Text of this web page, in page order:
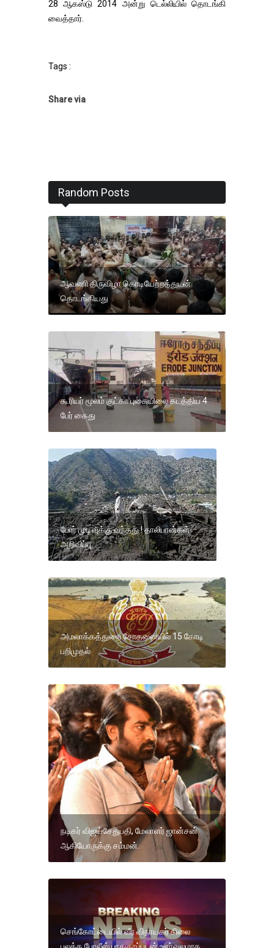
28 ஆகஸ்டு 2014 அன்று டெல்லியில் தொடங்கி
வைத்தார்.
Tags :
Share via
Random Posts
ஆவணி திருவிழா கொடியேற்றத்துடன்
தொடங்கியது
கூரியர் மூலம் குட்கா புகையிலை கடத்திய 4
பேர் கைது
போர் முடிவுக்கு வந்தது ! தாலிபான்கள்
அறிவிப்பு
அமலாக்கத்துறை சோதனையில் 15 கோடி
பறிமுதல்
நடிகர் விஜய்சேதுபதி, மேலாளர் ஜான்சன்
ஆகியோருக்கு சம்மன்.
செங்கோட்டையில் வீர விநாயகர் சிலை